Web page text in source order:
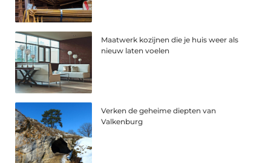
Maatwerk kozijnen die je huis weer als
nieuw laten voelen
Verken de geheime diepten van
Valkenburg